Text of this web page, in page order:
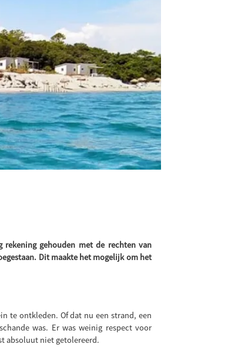
gehouden met de rechten van
Dit maakte het mogelijk om het
te ontkleden. Of dat nu een strand, een
was. Er was weinig respect voor
absoluut niet getolereerd.